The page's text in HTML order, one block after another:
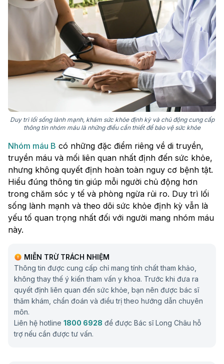
Duy trì lối sống lành mạnh, khám sức khỏe định kỳ và chủ động cung cấp
thông tin nhóm máu là những điều cần thiết để bảo vệ sức khỏe
Nhóm máu B có những đặc điểm riêng về di truyền,
truyền máu và mối liên quan nhất định đến sức khỏe,
nhưng không quyết định hoàn toàn nguy cơ bệnh tật.
Hiểu đúng thông tin giúp mỗi người chủ động hơn
trong chăm sóc y tế và phòng ngừa rủi ro. Duy trì lối
sống lành mạnh và theo dõi sức khỏe định kỳ vẫn là
yếu tố quan trọng nhất đối với người mang nhóm máu
này.
MIỄN TRỪ TRÁCH NHIỆM
Thông tin được cung cấp chỉ mang tính chất tham khảo,
không thay thế ý kiến tham vấn y khoa. Trước khi đưa ra
quyết định liên quan đến sức khỏe, bạn nên được bác sĩ
thăm khám, chẩn đoán và điều trị theo hướng dẫn chuyên
môn.
Liên hệ hotline 1800 6928 để được Bác sĩ Long Châu hỗ
trợ nếu cần được tư vấn.